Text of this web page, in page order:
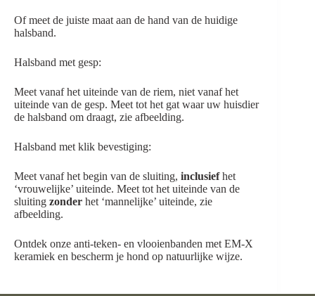
Of meet de juiste maat aan de hand van de huidige
halsband.
Halsband met gesp:
Meet vanaf het uiteinde van de riem, niet vanaf het
uiteinde van de gesp. Meet tot het gat waar uw huisdier
de halsband om draagt, zie afbeelding.
Halsband met klik bevestiging:
Meet vanaf het begin van de sluiting, inclusiefhet
‘vrouwelijke’ uiteinde. Meet tot het uiteinde van de
sluiting zonder het ‘mannelijke’ uiteinde, zie
afbeelding.
Ontdek onze anti-teken- en vlooienbanden met EM-X
keramiek en bescherm je hond op natuurlijke wijze.